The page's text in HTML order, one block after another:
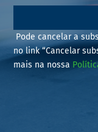
Pode cancelar a
no link “Cancelar
mais na nossa